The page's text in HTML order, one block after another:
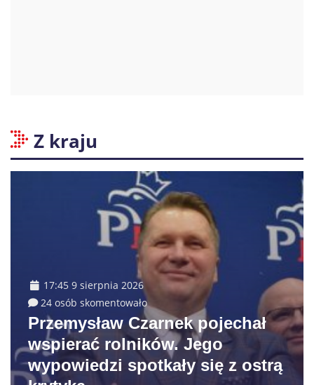
Z kraju
17:45 9 sierpnia 2026
24 osób skomentowało
Przemysław Czarnek pojechał
wspierać rolników. Jego
wypowiedzi spotkały się z ostrą